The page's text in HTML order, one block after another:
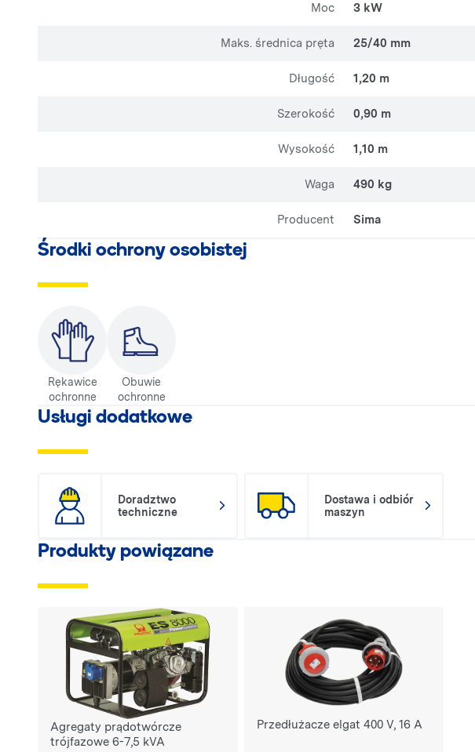
Moc 3 kW
Maks. średnica pręta 25/40 mm
Długość 1,20 m
Szerokość 0,90 m
Wysokość 1,10 m
Waga 490 kg
Producent Sima
Środki ochrony osobistej
Rękawice
ochronne
Obuwie
ochronne
Usługi dodatkowe
Doradztwo
techniczne
Dostawa i odbiór
maszyn
Produkty powiązane
Agregaty prądotwórcze
trójfazowe 6-7,5 kVA
Przedłużacze elgat 400 V, 16 A